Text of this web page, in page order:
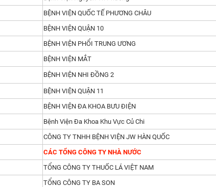
BỆNH VIỆN QUỐC TẾ PHƯƠNG CHÂU
BỆNH VIỆN QUẬN 10
BỆNH VIỆN PHỔI TRUNG ƯƠNG
BỆNH VIỆN MẮT
BỆNH VIỆN NHI ĐỒNG 2
BỆNH VIỆN QUẬN 11
BỆNH VIỆN ĐA KHOA BƯU ĐIỆN
Bệnh Viện Đa Khoa Khu Vực Củ Chi
CÔNG TY TNHH BỆNH VIỆN JW HÀN QUỐC
CÁC TỔNG CÔNG TY NHÀ NƯỚC
TỔNG CÔNG TY THUỐC LÁ VIỆT NAM
TỔNG CÔNG TY BA SON